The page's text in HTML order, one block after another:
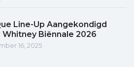
Line-Up Aangekondigd
Whitney Biënnale 2026
16, 2025